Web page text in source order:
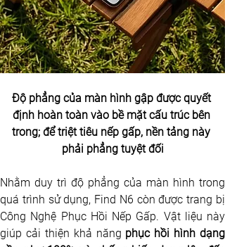
Độ phẳng của màn hình gập được quyết
định hoàn toàn vào bề mặt cấu trúc bên
trong; để triệt tiêu nếp gấp, nền tảng này
phải phẳng tuyệt đối
Nhằm duy trì độ phẳng của màn hình trong
quá trình sử dụng, Find N6 còn được trang bị
Công Nghệ Phục Hồi Nếp Gấp. Vật liệu này
giúp cải thiện khả năng phục hồi hình dạng